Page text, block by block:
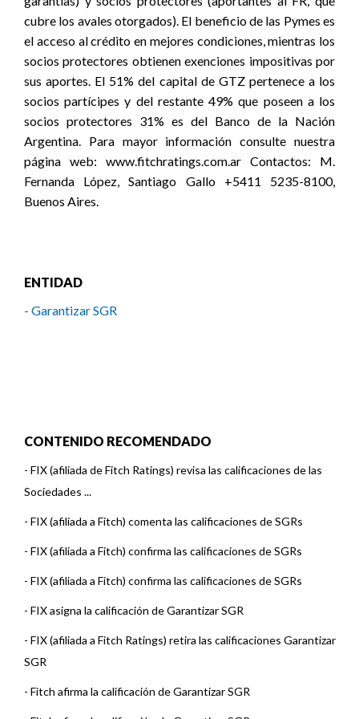
cubre los avales otorgados). El beneficio de las Pymes es
el acceso al crédito en mejores condiciones, mientras los
socios protectores obtienen exenciones impositivas por
sus aportes. El 51% del capital de GTZ pertenece a los
socios partícipes y del restante 49% que poseen a los
socios protectores 31% es del Banco de la Nación
Argentina. Para mayor información consulte nuestra
página web: www.fitchratings.com.ar Contactos: M.
Fernanda López, Santiago Gallo +5411 5235-8100,
Buenos Aires.
ENTIDAD
- Garantizar SGR
CONTENIDO RECOMENDADO
- FIX (afiliada de Fitch Ratings) revisa las calificaciones de las
Sociedades ...
- FIX (afiliada a Fitch) comenta las calificaciones de SGRs
- FIX (afiliada a Fitch) confirma las calificaciones de SGRs
- FIX (afiliada a Fitch) confirma las calificaciones de SGRs
- FIX asigna la calificación de Garantizar SGR
- FIX (afiliada a Fitch Ratings) retira las calificaciones Garantizar
SGR
- Fitch afirma la calificación de Garantizar SGR